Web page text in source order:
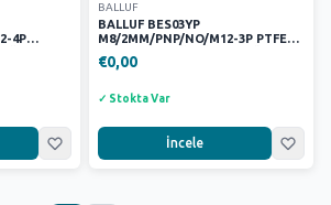
4P
BALLUF
BALLUF BES03YP
M8/2MM/PNP/NO/M12-3P PTFE
€0,00
✓ Stokta Var
İncele